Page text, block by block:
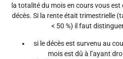
la totalité du mois en cours vous
décès. Si la rente était trimestrielle
< 50 %) il faut
si le décès est survenu au
mois est dû à l’ayant